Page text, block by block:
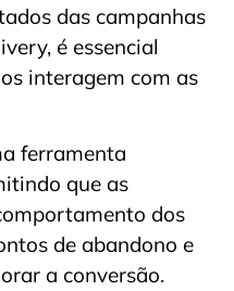
das campanhas
é essencial
interagem com as
ferramenta
que as
dos
de abandono e
a conversão.